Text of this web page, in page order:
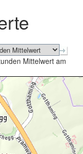
schließen
Mittelwert am